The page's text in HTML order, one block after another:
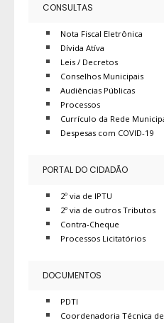
CONSULTAS
Nota Fiscal Eletrônica
Dívida Atíva
Leis / Decretos
Conselhos Municipais
Audiências Públicas
Processos
Currículo da Rede
Despesas com COVID-19
PORTAL DO CIDADÃO
2º via de IPTU
2º via de outros Tributos
Contra-Cheque
Processos Licitatórios
DOCUMENTOS
PDTI
Coordenadoria Técnica